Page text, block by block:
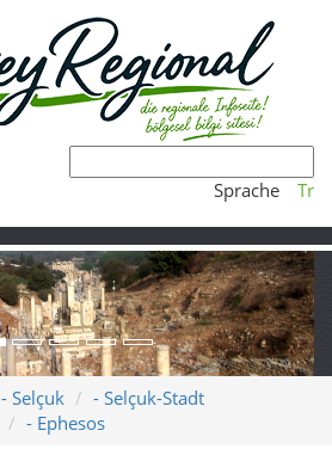
Sprache Tr
- Selçuk
- Selçuk-Stadt
- Ephesos